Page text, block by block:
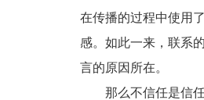
在传播的过程中使用
感。如此一来，联系
言的原因所在。
那么不信任是信